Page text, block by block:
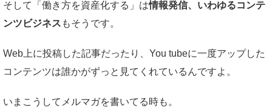
そして「働き方を資産化する」は情報発信、いわゆるコンテ
ンツビジネス もそうです。
Web上に投稿した記事だったり、You tubeに一度アップした
コンテンツは誰かがずっと見てくれているんですよ。
いまこうしてメルマガを書いてる時も。